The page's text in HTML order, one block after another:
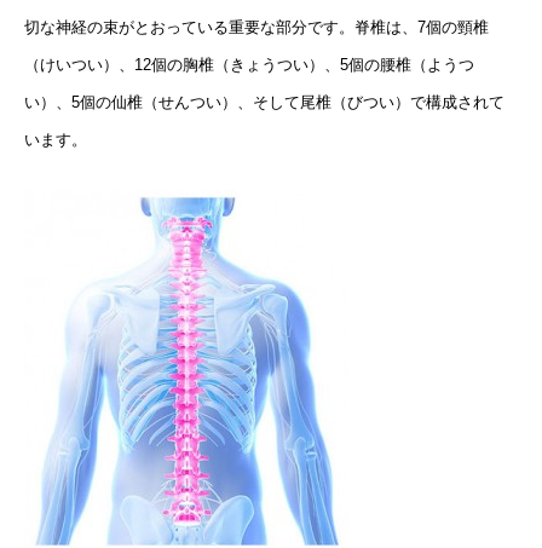
切な神経の束がとおっている重要な部分です。脊椎は、7個の頸椎
（けいつい）、12個の胸椎（きょうつい）、5個の腰椎（ようつ
い）、5個の仙椎（せんつい）、そして尾椎（びつい）で構成されて
います。